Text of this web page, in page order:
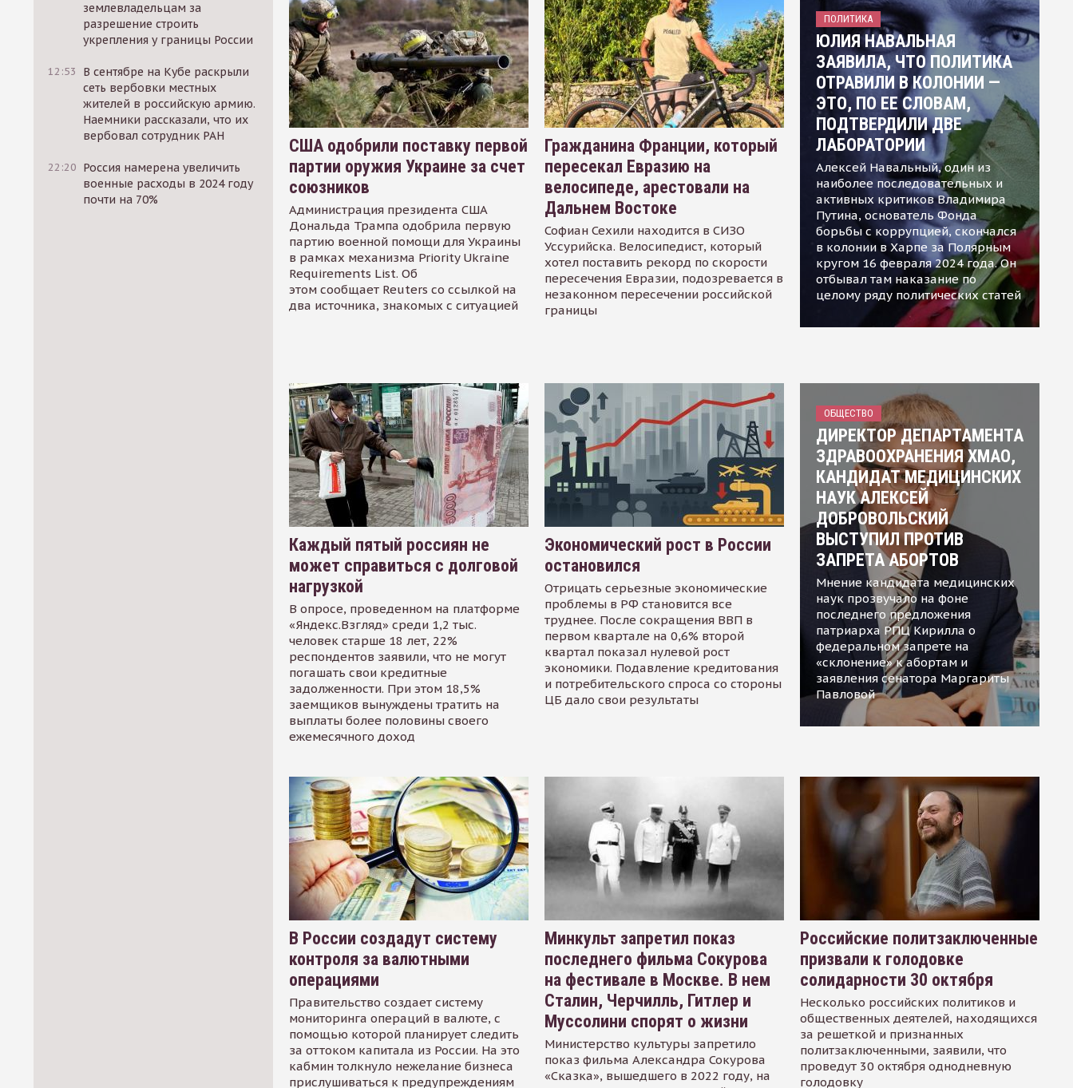
землевладельцам за
разрешение строить
укрепления у границы России
12:53
В сентябре на Кубе раскрыли
сеть вербовки местных
жителей в российскую армию.
Наемники рассказали, что их
вербовал сотрудник РАН
22:20 Россия намерена увеличить
военные расходы в 2024 году
почти на 70%
США одобрили поставку первой
партии оружия Украине за счет
союзников
Администрация президента США
Дональда Трампа одобрила первую
партию военной помощи для Украины
в рамках механизма Priority Ukraine
Requirements List. Об
этом сообщает Reuters со ссылкой на
два источника, знакомых с ситуацией
Гражданина Франции, который
пересекал Евразию на
велосипеде, арестовали на
Дальнем Востоке
Софиан Сехили находится в СИЗО
Уссурийска. Велосипедист, который
хотел поставить рекорд по скорости
пересечения Евразии, подозревается в
незаконном пересечении российской
границы
ПОЛИТИКА
ЮЛИЯ НАВАЛЬНАЯ
ЗАЯВИЛА, ЧТО ПОЛИТИКА
ОТРАВИЛИ В КОЛОНИИ —
ЭТО, ПО ЕЕ СЛОВАМ,
ПОДТВЕРДИЛИ ДВЕ
ЛАБОРАТОРИИ
Алексей Навальный, один из
наиболее последовательных и
активных критиков Владимира
Путина, основатель Фонда
борьбы с коррупцией, скончался
в колонии в Харпе за Полярным
кругом 16 февраля 2024 года. Он
отбывал там наказание по
целому ряду политических статей
Каждый пятый россиян не
может справиться с долговой
нагрузкой
В опросе, проведенном на платформе
«Яндекс.Взгляд» среди 1,2 тыс.
человек старше 18 лет, 22%
респондентов заявили, что не могут
погашать свои кредитные
задолженности. При этом 18,5%
заемщиков вынуждены тратить на
выплаты более половины своего
ежемесячного доход
Экономический рост в России
остановился
Отрицать серьезные экономические
проблемы в РФ становится все
труднее. После сокращения ВВП в
первом квартале на 0,6% второй
квартал показал нулевой рост
экономики. Подавление кредитования
и потребительского спроса со стороны
ЦБ дало свои результаты
ОБЩЕСТВО
ДИРЕКТОР ДЕПАРТАМЕНТА
ЗДРАВООХРАНЕНИЯ ХМАО,
КАНДИДАТ МЕДИЦИНСКИХ
НАУК АЛЕКСЕЙ
ДОБРОВОЛЬСКИЙ
ВЫСТУПИЛ ПРОТИВ
ЗАПРЕТА АБОРТОВ
Мнение кандидата медицинских
наук прозвучало на фоне
последнего предложения
патриарха РПЦ Кирилла о
федеральном запрете на
«склонение» к абортам и
заявления сенатора Маргариты
Павловой
В России создадут систему
контроля за валютными
операциями
Правительство создает систему
мониторинга операций в валюте, с
помощью которой планирует следить
за оттоком капитала из России. На это
кабмин толкнуло нежелание бизнеса
прислушиваться к предупреждениям
Минкульт запретил показ
последнего фильма Сокурова
на фестивале в Москве. В нем
Сталин, Черчилль, Гитлер и
Муссолини спорят о жизни
Министерство культуры запретило
показ фильма Александра Сокурова
«Сказка», вышедшего в 2022 году, на
Российские политзаключенные
призвали к голодовке
солидарности 30 октября
Несколько российских политиков и
общественных деятелей, находящихся
за решеткой и признанных
политзаключенными, заявили, что
проведут 30 октября однодневную
голодовку